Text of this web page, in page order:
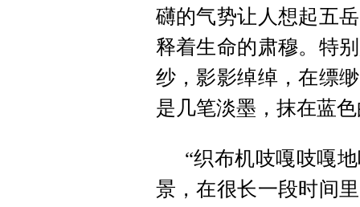
礴的气势让人想起五
释着生命的肃穆。特
纱，影影绰绰，在缥
是几笔淡墨，抹在蓝
“织布机吱嘎吱嘎
景，在很长一段时间